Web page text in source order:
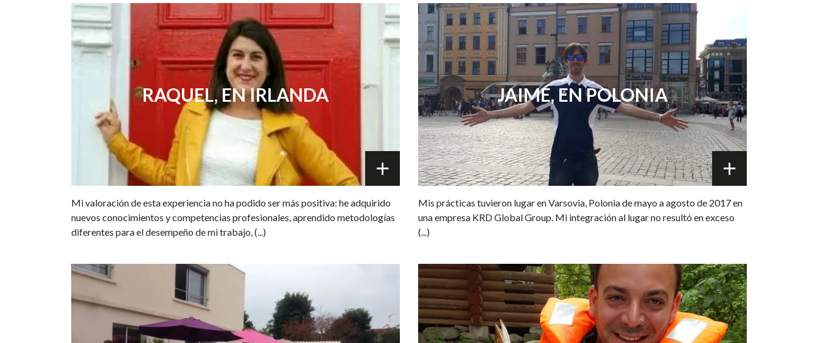
RAQUEL, EN IRLANDA
Mi valoración de esta experiencia no ha podido ser más positiva: he adquirido
nuevos conocimientos y competencias profesionales, aprendido metodologías
diferentes para el desempeño de mi trabajo, (...)
JAIME, EN POLONIA
Mis prácticas tuvieron lugar en Varsovia, Polonia de mayo a agosto de 2017 en
una empresa KRD Global Group. Mi integración al lugar no resultó en exceso
(...)